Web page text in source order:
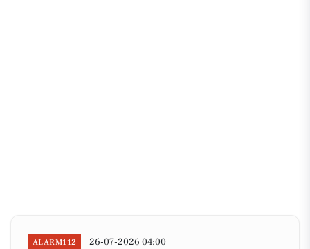
ALARM112 26-07-2026 04:00